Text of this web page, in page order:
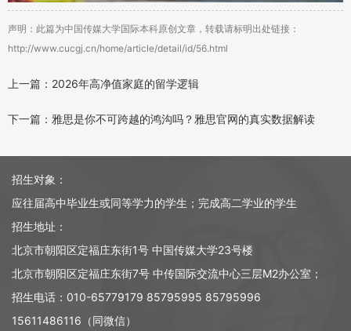
声明：此篇为中国传媒大学国际本科原创文章，转载请标明出处链接：
http://www.cucgj.cn/home/article/detail/id/56.html
上一篇：2026年高净值家庭的留学逻辑
下一篇：雅思是你不可跨越的鸿沟吗？雅思官网的真实数据解读
招生对象：
应往届高中毕业生或同等学力的学生；完成高二学业的学生
招生地址：
北京市朝阳区定福庄东街1号 中国传媒大学23号楼
北京市朝阳区定福庄东街7号 中传国际交流中心三层M2办公室；
招生电话：010-65779179 85795995 85795996
15611486116（同微信）